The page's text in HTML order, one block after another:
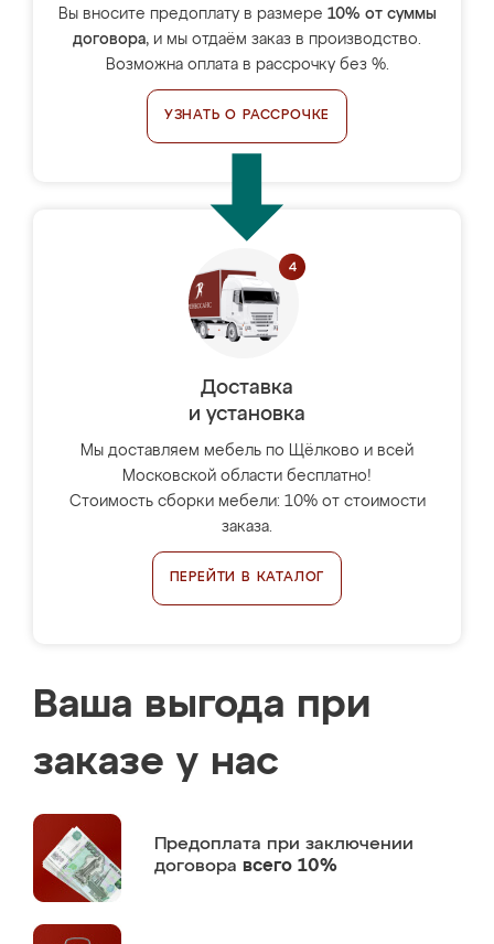
Вы вносите предоплату в размере 10% от суммы
договора, и мы отдаём заказ в производство.
Возможна оплата в рассрочку без %.
УЗНАТЬ О РАССРОЧКЕ
Доставка
и установка
Мы доставляем мебель по Щёлково и всей
Московской области бесплатно!
Стоимость сборки мебели: 10% от стоимости
заказа.
ПЕРЕЙТИ В КАТАЛОГ
Ваша выгода при
заказе у нас
Предоплата при заключении
договора всего 10%